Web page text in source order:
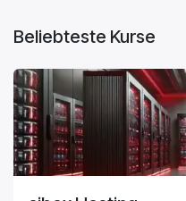
Beliebteste Kurse